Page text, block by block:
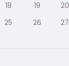
18 19 20
25 26 27